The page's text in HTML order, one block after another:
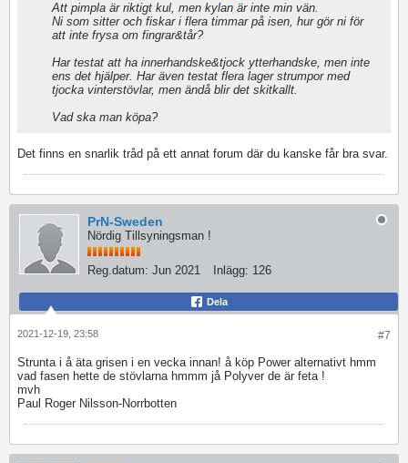
Att pimpla är riktigt kul, men kylan är inte min vän.
Ni som sitter och fiskar i flera timmar på isen, hur gör ni för
att inte frysa om fingrar&tår?
Har testat att ha innerhandske&tjock ytterhandske, men inte
ens det hjälper. Har även testat flera lager strumpor med
tjocka vinterstövlar, men ändå blir det skitkallt.
Vad ska man köpa?
Det finns en snarlik tråd på ett annat forum där du kanske får bra svar.
PrN-Sweden
Nördig Tillsyningsman !
Reg.datum: Jun 2021 Inlägg: 126
Dela
#7
2021-12-19, 23:58
Strunta i å äta grisen i en vecka innan! å köp Power alternativt hmm
vad fasen hette de stövlarna hmmm jå Polyver de är feta !
mvh
Paul Roger Nilsson-Norrbotten